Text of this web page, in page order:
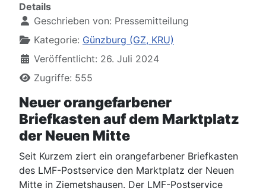
Details
Geschrieben von: Pressemitteilung
Kategorie: Günzburg (GZ, KRU)
Veröffentlicht: 26. Juli 2024
Zugriffe: 555
Neuer orangefarbener
Briefkasten auf dem Marktplatz
der Neuen Mitte
Seit Kurzem ziert ein orangefarbener Briefkasten
des LMF-Postservice den Marktplatz der Neuen
Mitte in Ziemetshausen. Der LMF-Postservice